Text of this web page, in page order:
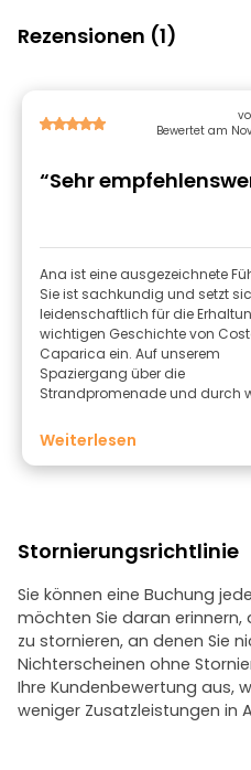
Rezensionen (1)
Bewertet am
“Sehr
Ana ist eine ausgezeichnete
Sie ist sachkundig und setzt
leidenschaftlich für die
wichtigen Geschichte von
Caparica ein. Auf unserem
Spaziergang über die
Strandpromenade und durch
erfuhren wir viel über die Kultur
Weiterlesen
Stornierungsrichtlinie
Sie können eine Buchung
möchten Sie daran erinnern,
zu stornieren, an denen Sie
Nichterscheinen ohne
Ihre Kundenbewertung aus,
weniger Zusatzleistungen in